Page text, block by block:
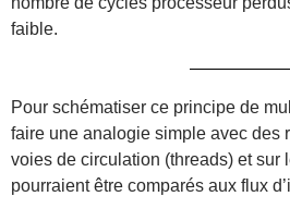
faible.
Pour schématiser ce principe de
faire une analogie simple avec des
voies de circulation (threads) et sur
pourraient être comparés aux flux